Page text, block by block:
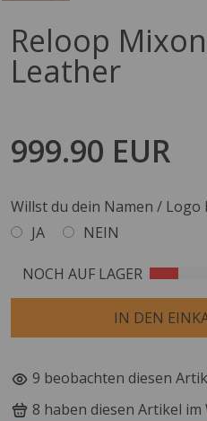
Reloop
Leather
999.90 EUR
Willst du dein Namen / Logo
JA
NEIN
Selection will addto the price
NOCH AUF LAGER
IN DEN
9 beobachten diesen
8 haben diesen Artikel im